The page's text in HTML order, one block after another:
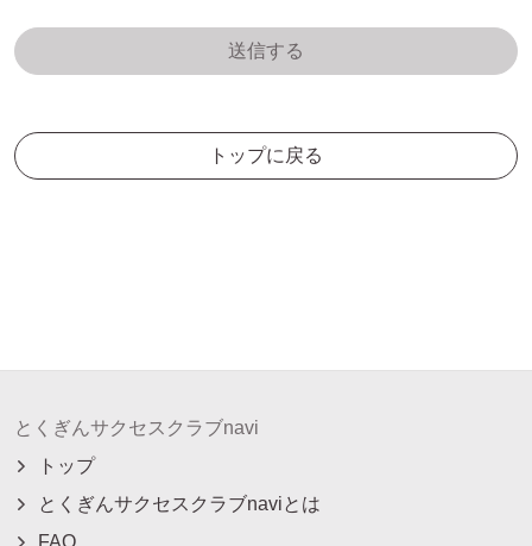
送信する
トップに戻る
とくぎんサクセスクラブnavi
トップ
とくぎんサクセスクラブnaviとは
FAQ